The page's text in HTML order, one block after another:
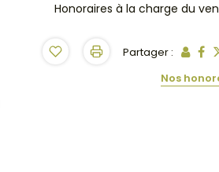
Honoraires à la charge du
Partager :
Nos